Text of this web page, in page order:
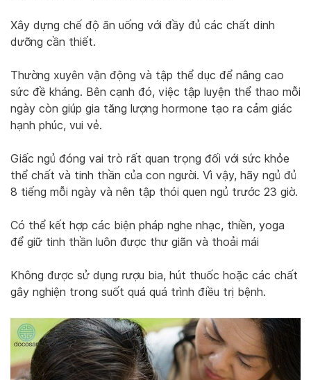
Xây dựng chế độ ăn uống với đầy đủ các chất dinh
dưỡng cần thiết.
Thường xuyên vận động và tập thể dục để nâng cao
sức đề kháng. Bên cạnh đó, việc tập luyện thể thao mỗi
ngày còn giúp gia tăng lượng hormone tạo ra cảm giác
hạnh phúc, vui vẻ.
Giấc ngủ đóng vai trò rất quan trọng đối với sức khỏe
thể chất và tinh thần của con người. Vì vậy, hãy ngủ đủ
8 tiếng mỗi ngày và nên tập thói quen ngủ trước 23 giờ.
Có thể kết hợp các biện pháp nghe nhạc, thiền, yoga
để giữ tinh thần luôn được thư giãn và thoải mái
Không được sử dụng rượu bia, hút thuốc hoặc các chất
gây nghiện trong suốt quá quá trình điều trị bệnh.